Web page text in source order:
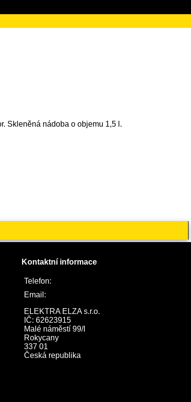
Skleněná nádoba o objemu 1,5 l.
Kontaktní informace
Telefon:
Email:
ELEKTRA ELZA s.r.o.
IČ: 62623915
Malé náměstí 99/I
Rokycany
337 01
Česká republika